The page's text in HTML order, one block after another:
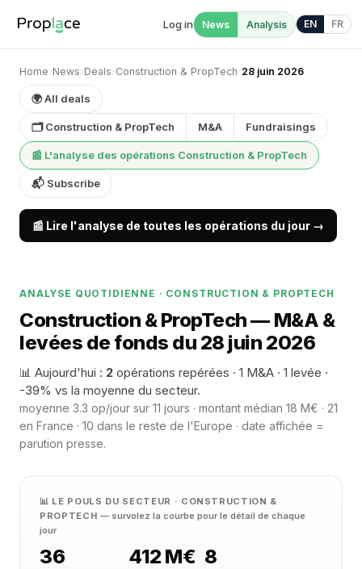
Log in News Analysis EN FR
Home› News› Deals› Construction & PropTech› 28 juin 2026
🌍 All deals
🗂 Construction & PropTech M&A Fundraisings
📰 L'analyse des opérations Construction & PropTech
📬 Subscribe
📰 Lire l'analyse de toutes les opérations du jour →
ANALYSE QUOTIDIENNE · CONSTRUCTION & PROPTECH
Construction & PropTech — M&A &
levées de fonds du 28 juin 2026
📊 Aujourd'hui : 2 opérations repérées · 1 M&A · 1 levée ·
-39% vs la moyenne du secteur.
moyenne 3.3 op/jour sur 11 jours · montant médian 18 M€ · 21
en France · 10 dans le reste de l'Europe · date affichée =
parution presse.
📊 LE POULS DU SECTEUR · CONSTRUCTION &
PROPTECH — survolez la courbe pour le détail de chaque
jour
36 412 M€ 8